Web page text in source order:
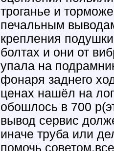
троганье и
печальным
крепления
болтах и они от
упала на
фонаря заднего
ценах нашёл на
обошлось в 700
вывод сервис
иначе труба или
помочь